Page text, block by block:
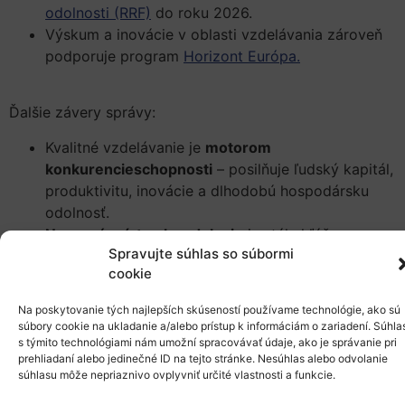
Spravujte súhlas so súbormi
cookie
Na poskytovanie tých najlepších skúseností používame technológie, ako sú
súbory cookie na ukladanie a/alebo prístup k informáciám o zariadení.
s týmito technológiami nám umožní spracovávať údaje, ako je správanie pri
prehliadaní alebo jedinečné ID na tejto stránke. Nesúhlas alebo odvolanie
súhlasu môže nepriaznivo ovplyvniť určité vlastnosti a funkcie.
odolnosti (RRF) do roku 2026.
Výskum a inovácie v oblasti vzdelávania zároveň
podporuje program Horizont Európa.
Ďalšie závery správy:
Kvalitné vzdelávanie je motorom
konkurencieschopnosti – posilňuje ľudský kapitál,
produktivitu, inovácie a dlhodobú hospodársku
odolnosť.
Nerovný prístup k vzdelaniuje stále kľúčovou
prekážkou, ktorá prehlbuje sociálne rozdiely a
oslabuje potenciál mladých ľudí zo
Vzdelávanie je kľúčom kriešeniu demografických
výziev– starnutiu populácie, nedostatku pracovnej
sily a potrieb v STEM odboroch.
Menšie populačné kohorty umožňujú vyššie